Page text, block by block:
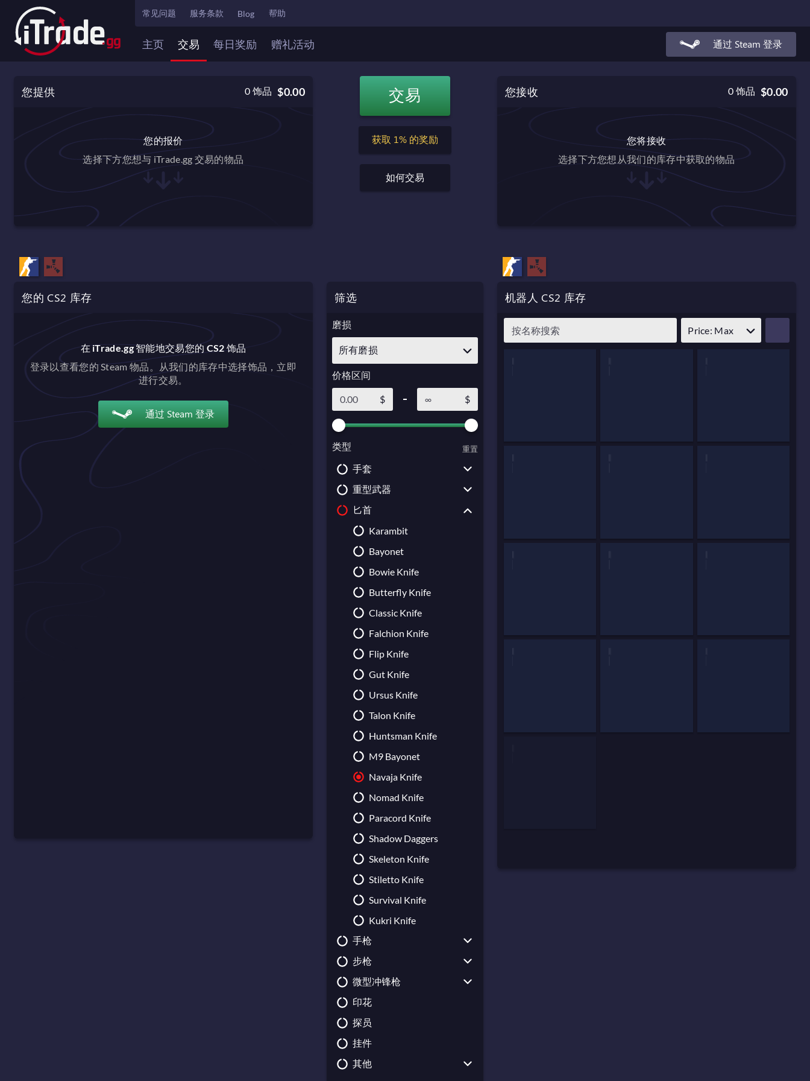
常见问题 服务条款 Blog 帮助
主页 交易 每日奖励 赠礼活动 通过 Steam 登录
您提供 0 饰品 $0.00
您的报价
选择下方您想与 iTrade.gg 交易的物品
交易
交易必备
获取 1% 的奖励
如何交易
您接收 0 饰品 $0.00
您将接收
选择下方您想从我们的库存中获取的物品
您的 CS2 库存
在 iTrade.gg 智能地交易您的 CS2 饰品
登录以查看您的 Steam 物品。从我们的库存中选择饰品，立即
进行交易。
通过 Steam 登录
筛选
磨损
所有磨损
价格区间
$ $
类型 重置
手套
Driver Gloves
Broken Fang Gloves
Bloodhound Gloves
Hand Wraps
Hydra Gloves
Moto Gloves
Specialist Gloves
Sport Gloves
重型武器
Sawed-Off
M249
MAG-7
Negev
Nova
XM1014
匕首
Karambit
Bayonet
Bowie Knife
Butterfly Knife
Classic Knife
Falchion Knife
Flip Knife
Gut Knife
Ursus Knife
Talon Knife
Huntsman Knife
M9 Bayonet
Navaja Knife
Nomad Knife
Paracord Knife
Shadow Daggers
Skeleton Knife
Stiletto Knife
Survival Knife
Kukri Knife
手枪
CZ75-Auto
USP-S
Desert Eagle
Dual Berettas
Five-SeveN
Glock-18
步枪
Galil AR
AUG
AWP
FAMAS
G3SG1
微型冲锋枪
UMP-45
MAC-10
MP5-SD
MP7
印花
探员
挂件
其他
机器人 CS2 库存
Price: Max